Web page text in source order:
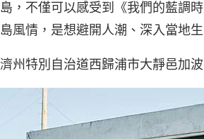
，不僅可以感受到《我們的藍調
風情，是想避開人潮、深入當地
州特別自治道西歸浦市大靜邑加